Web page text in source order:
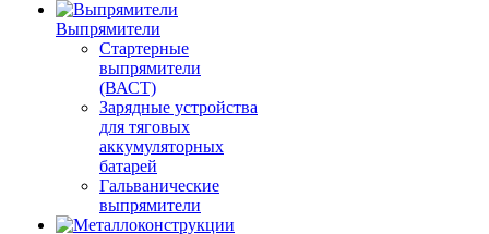
Выпрямители
Стартерные
выпрямители
(ВАСТ)
Зарядные устройства
для тяговых
аккумуляторных
батарей
Гальванические
выпрямители